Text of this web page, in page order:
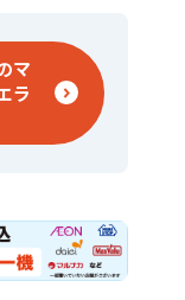
マ
ラ